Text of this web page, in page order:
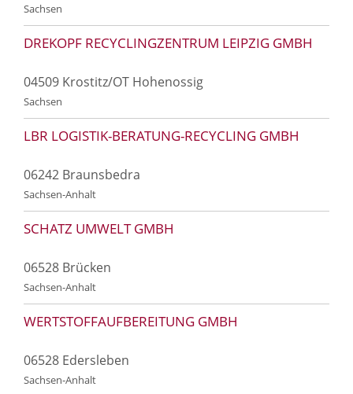
Sachsen
DREKOPF RECYCLINGZENTRUM LEIPZIG GMBH
04509 Krostitz/OT Hohenossig
Sachsen
LBR LOGISTIK-BERATUNG-RECYCLING GMBH
06242 Braunsbedra
Sachsen-Anhalt
SCHATZ UMWELT GMBH
06528 Brücken
Sachsen-Anhalt
WERTSTOFFAUFBEREITUNG GMBH
06528 Edersleben
Sachsen-Anhalt